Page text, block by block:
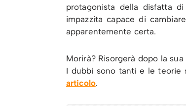
protagonista della disfatta
impazzita capace di
apparentemente certa.
Morirà? Risorgerà dopo la
I dubbi sono tanti e le teorie
articolo.